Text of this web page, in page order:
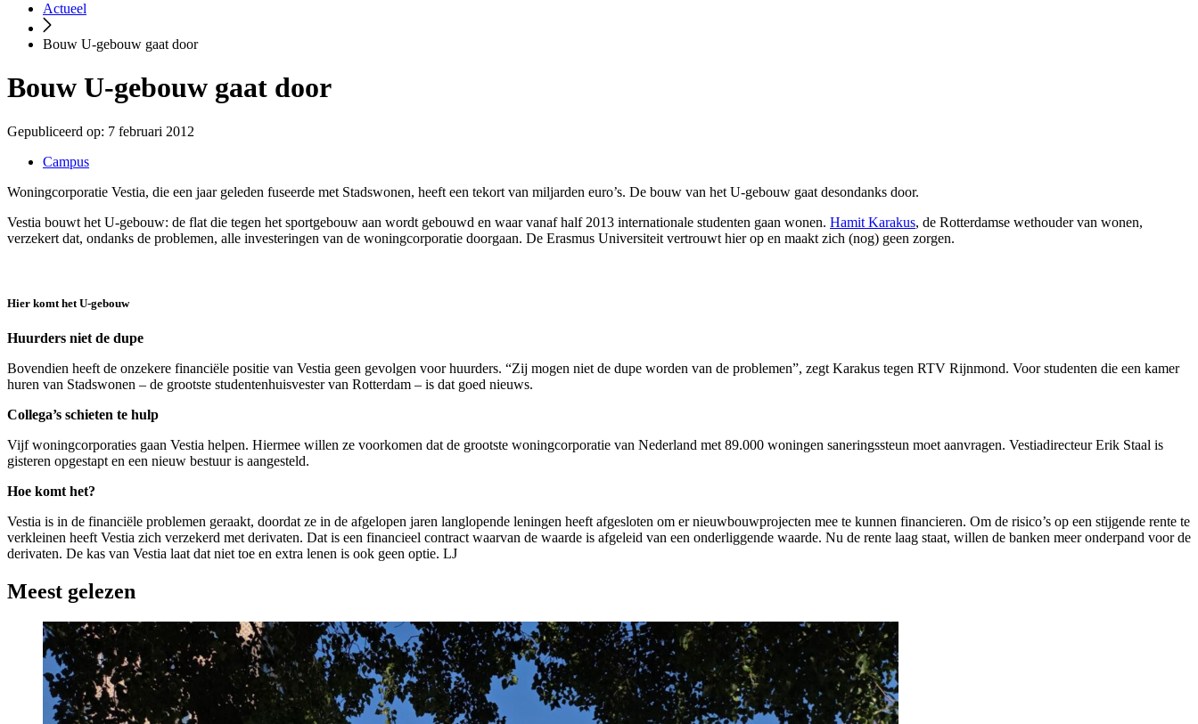
Actueel
Bouw U-gebouw gaat door
Bouw U-gebouw gaat door
Gepubliceerd op: 7 februari 2012
Campus
Woningcorporatie Vestia, die een jaar geleden fuseerde met Stadswonen, heeft een tekort van miljarden euro’s. De bouw van het U-gebouw gaat desondanks door.
Vestia bouwt het U-gebouw: de flat die tegen het sportgebouw aan wordt gebouwd en waar vanaf half 2013 internationale studenten gaan wonen. Hamit Karakus, de Rotterdamse wethouder van wonen,
verzekert dat, ondanks de problemen, alle investeringen van de woningcorporatie doorgaan. De Erasmus Universiteit vertrouwt hier op en maakt zich (nog) geen zorgen.
Hier komt het U-gebouw
Huurders niet de dupe
Bovendien heeft de onzekere financiële positie van Vestia geen gevolgen voor huurders. “Zij mogen niet de dupe worden van de problemen”, zegt Karakus tegen RTV Rijnmond. Voor studenten die een kamer
huren van Stadswonen – de grootste studentenhuisvester van Rotterdam – is dat goed nieuws.
Collega’s schieten te hulp
Vijf woningcorporaties gaan Vestia helpen. Hiermee willen ze voorkomen dat de grootste woningcorporatie van Nederland met 89.000 woningen saneringssteun moet aanvragen. Vestiadirecteur Erik Staal is
gisteren opgestapt en een nieuw bestuur is aangesteld.
Hoe komt het?
Vestia is in de financiële problemen geraakt, doordat ze in de afgelopen jaren langlopende leningen heeft afgesloten om er nieuwbouwprojecten mee te kunnen financieren. Om de risico’s op een stijgende rente te
verkleinen heeft Vestia zich verzekerd met derivaten. Dat is een financieel contract waarvan de waarde is afgeleid van een onderliggende waarde. Nu de rente laag staat, willen de banken meer onderpand voor de
derivaten. De kas van Vestia laat dat niet toe en extra lenen is ook geen optie. LJ
Meest gelezen